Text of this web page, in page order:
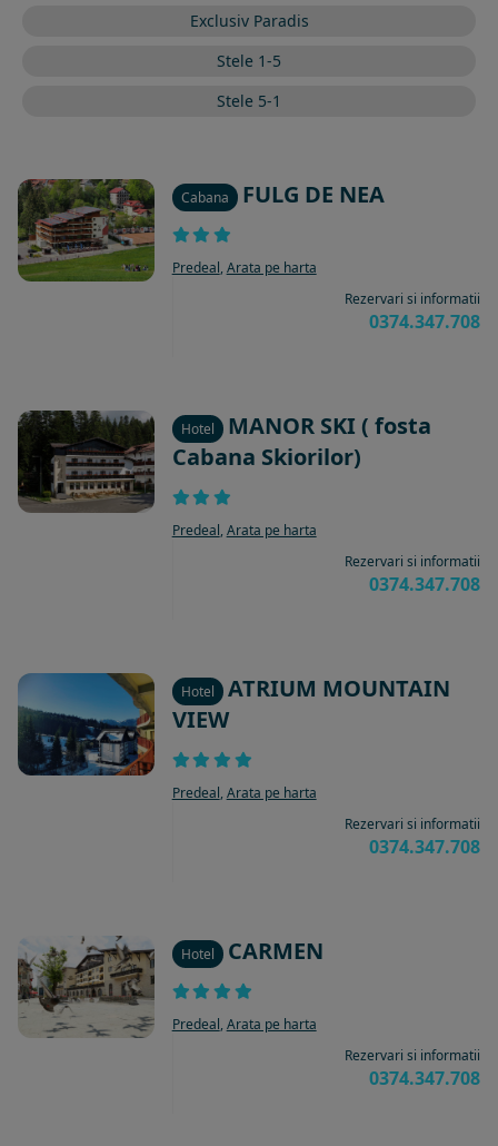
Exclusiv Paradis
Stele 1-5
Stele 5-1
Cabana FULG DE NEA
Predeal, Arata pe harta
Rezervari si informatii
0374.347.708
Hotel
MANOR SKI ( fosta
Cabana Skiorilor)
Predeal, Arata pe harta
Rezervari si informatii
0374.347.708
Hotel
ATRIUM MOUNTAIN
VIEW
Predeal, Arata pe harta
Rezervari si informatii
0374.347.708
Hotel CARMEN
Predeal, Arata pe harta
Rezervari si informatii
0374.347.708